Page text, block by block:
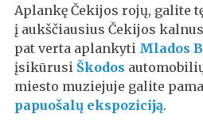
Aplankę Čekijos rojų, galite
į aukščiausius Čekijos
pat verta aplankyti Mlados
įsikūrusi Škodos
miesto muziejuje galite
papuošalų ekspoziciją.